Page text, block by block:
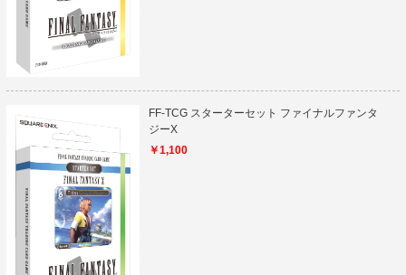
FF-TCG スターターセット ファイナルファンタ
ジーX
￥1,100